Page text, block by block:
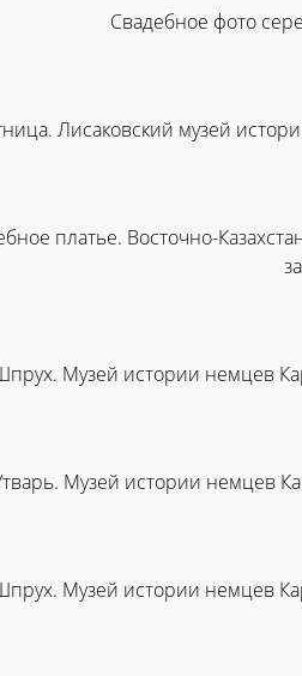
Свадебное фото
Лисаковский музей
платье. Восточно-
Музей истории немцев
Музей истории немцев
Музей истории немцев